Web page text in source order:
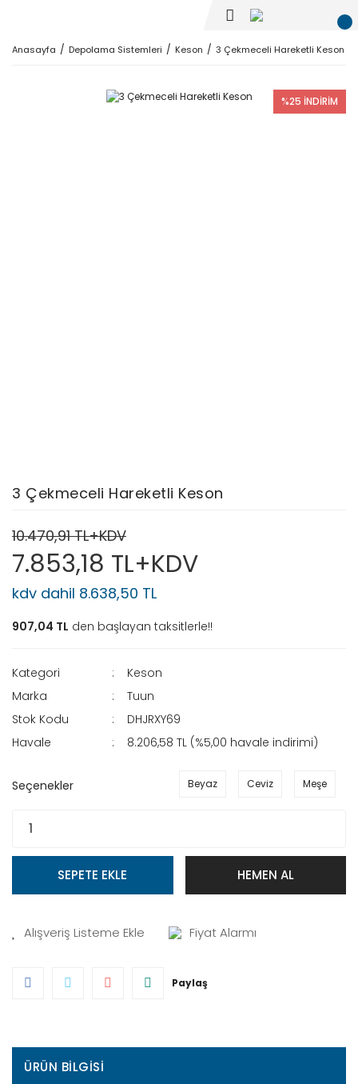
Anasayfa Depolama Sistemleri Keson 3 Çekmeceli Hareketli Keson
%25 İNDİRİM
3 Çekmeceli Hareketli Keson
10.470,91 TL+KDV
7.853,18 TL+KDV
kdv dahil 8.638,50 TL
907,04 TL den başlayan taksitlerle!!
Kategori
Keson
Marka
Tuun
Stok Kodu
DHJRXY69
Havale
8.206,58 TL (%5,00 havale indirimi)
Seçenekler Beyaz Ceviz Meşe
SEPETE EKLE HEMEN AL
Fiyat Alarmı
Paylaş
ÜRÜN BILGISI